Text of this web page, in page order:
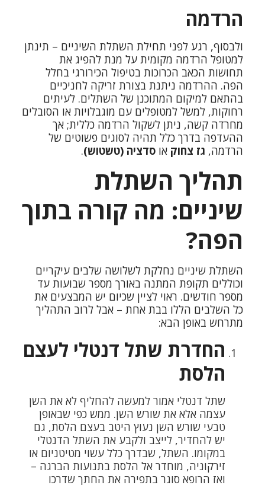
הרדמה
ולבסוף, רגע לפני תחילת השתלת השיניים – תינתן
למטופל הרדמה מקומית על מנת להפיג את
תחושות הכאב הכרוכות בטיפול הכירורגי בחלל
הפה. ההרדמה ניתנת בצורת זריקה לחניכיים
בהתאם למיקום המתוכנן של השתלים. לעיתים
רחוקות, למשל למטופלים עם מוגבלויות או הסובלים
מחרדה קשה, ניתן לשקול הרדמה כללית; אך
ההעדפה בדרך כלל תהיה לסוגים פשוטים של
הרדמה, גז צחוק או סדציה (טשטוש).
תהליך השתלת
שיניים: מה קורה בתוך
הפה?
השתלת שיניים נחלקת לשלושה שלבים עיקריים
וכוללים תקופת המתנה באורך מספר שבועות עד
מספר חודשים. ראוי לציין שכיום יש המבצעים את
כל השלבים הללו בבת אחת – אבל לרוב התהליך
מתרחש באופן הבא:
החדרת שתל דנטלי לעצם
הלסת
שתל דנטלי אמור למעשה להחליף לא את השן
עצמה אלא את שורש השן. ממש כפי שבאופן
טבעי שורש השן נעוץ היטב בעצם הלסת, גם
יש להחדיר, לייצב ולקבע את השתל הדנטלי
במקומו. השתל, שבדרך כלל עשוי מטיטניום או
זירקוניה, מוחדר אל הלסת בתנועות הברגה –
ואז הרופא סוגר בתפירה את החתך שדרכו